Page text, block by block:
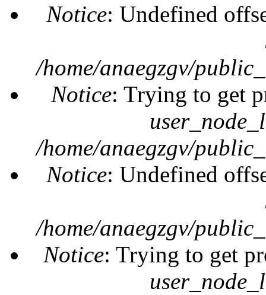
Notice: Undefined
/home/anaegzgv/
Notice: Trying to get
/home/anaegzgv/
Notice: Undefined
/home/anaegzgv/
Notice: Trying to get